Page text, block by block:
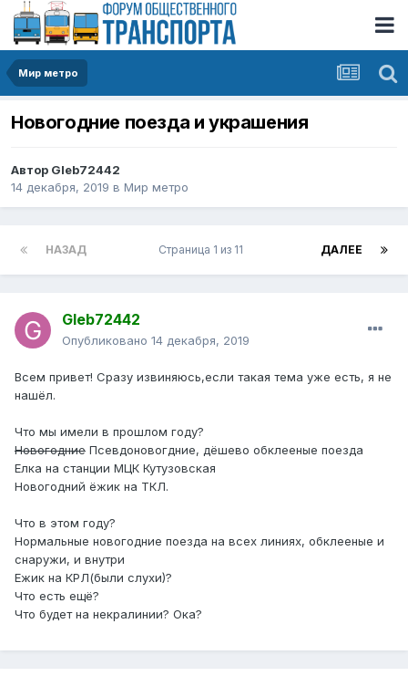
Мир метро
Новогодние поезда и украшения
Автор Gleb72442
14 декабря, 2019 в Мир метро
НАЗАД ДАЛЕЕ
Страница 1 из 11
Gleb72442
Опубликовано 14 декабря, 2019
Всем привет! Сразу извиняюсь,если такая тема уже есть, я не
нашёл.
Что мы имели в прошлом году?
Новогодние Псевдоновогдние, дёшево обклееные поезда
Елка на станции МЦК Кутузовская
Новогодний ёжик на ТКЛ.
Что в этом году?
Нормальные новогодние поезда на всех линиях, обклееные и
снаружи, и внутри
Ежик на КРЛ(были слухи)?
Что есть ещё?
Что будет на некралинии? Ока?